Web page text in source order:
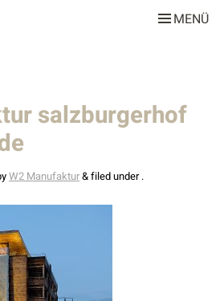
MENÜ
& Hotellerie
salzburgerhof
W2 Manufaktur&filed under .